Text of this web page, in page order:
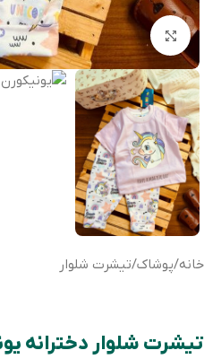
بزرگنمایی تصویر
خانه/پوشاک/تیشرت شلوار
تیشرت شلوار دخترانه